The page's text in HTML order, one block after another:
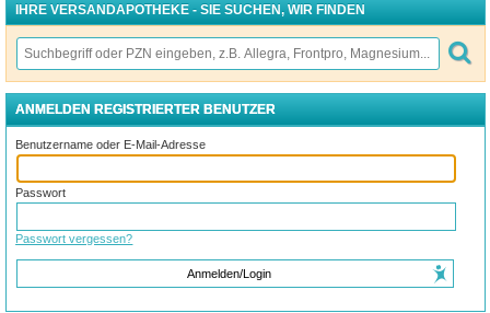
IHRE VERSANDAPOTHEKE - SIE SUCHEN, WIR FINDEN
ANMELDEN REGISTRIERTER BENUTZER
Benutzername oder E-Mail-Adresse
Passwort
Passwort vergessen?
Anmelden/Login